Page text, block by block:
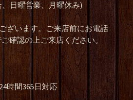
日曜営業、月曜休み)
ざいます。ご来店前にお電話
確認の上ご来店ください。
時間365日対応